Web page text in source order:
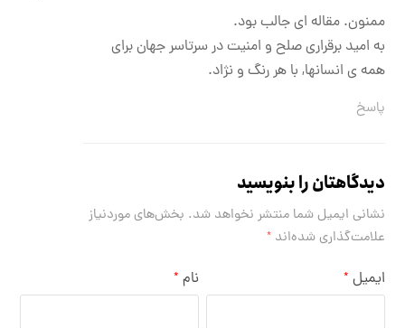
ممنون. مقاله ای جالب بود.
به امید برقراری صلح و امنیت در سرتاسر جهان برای
همه ی انسانها, با هر رنگ و نژاد.
پاسخ
دیدگاهتان را بنویسید
نشانی ایمیل شما منتشر نخواهد شد. بخش‌های موردنیاز
علامت‌گذاری شده‌اند*
نام * ایمیل *